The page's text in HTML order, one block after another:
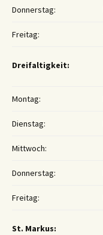
Donnerstag:
Freitag:
Dreifaltigkeit:
Montag:
Dienstag:
Mittwoch:
Donnerstag:
Freitag:
St. Markus: